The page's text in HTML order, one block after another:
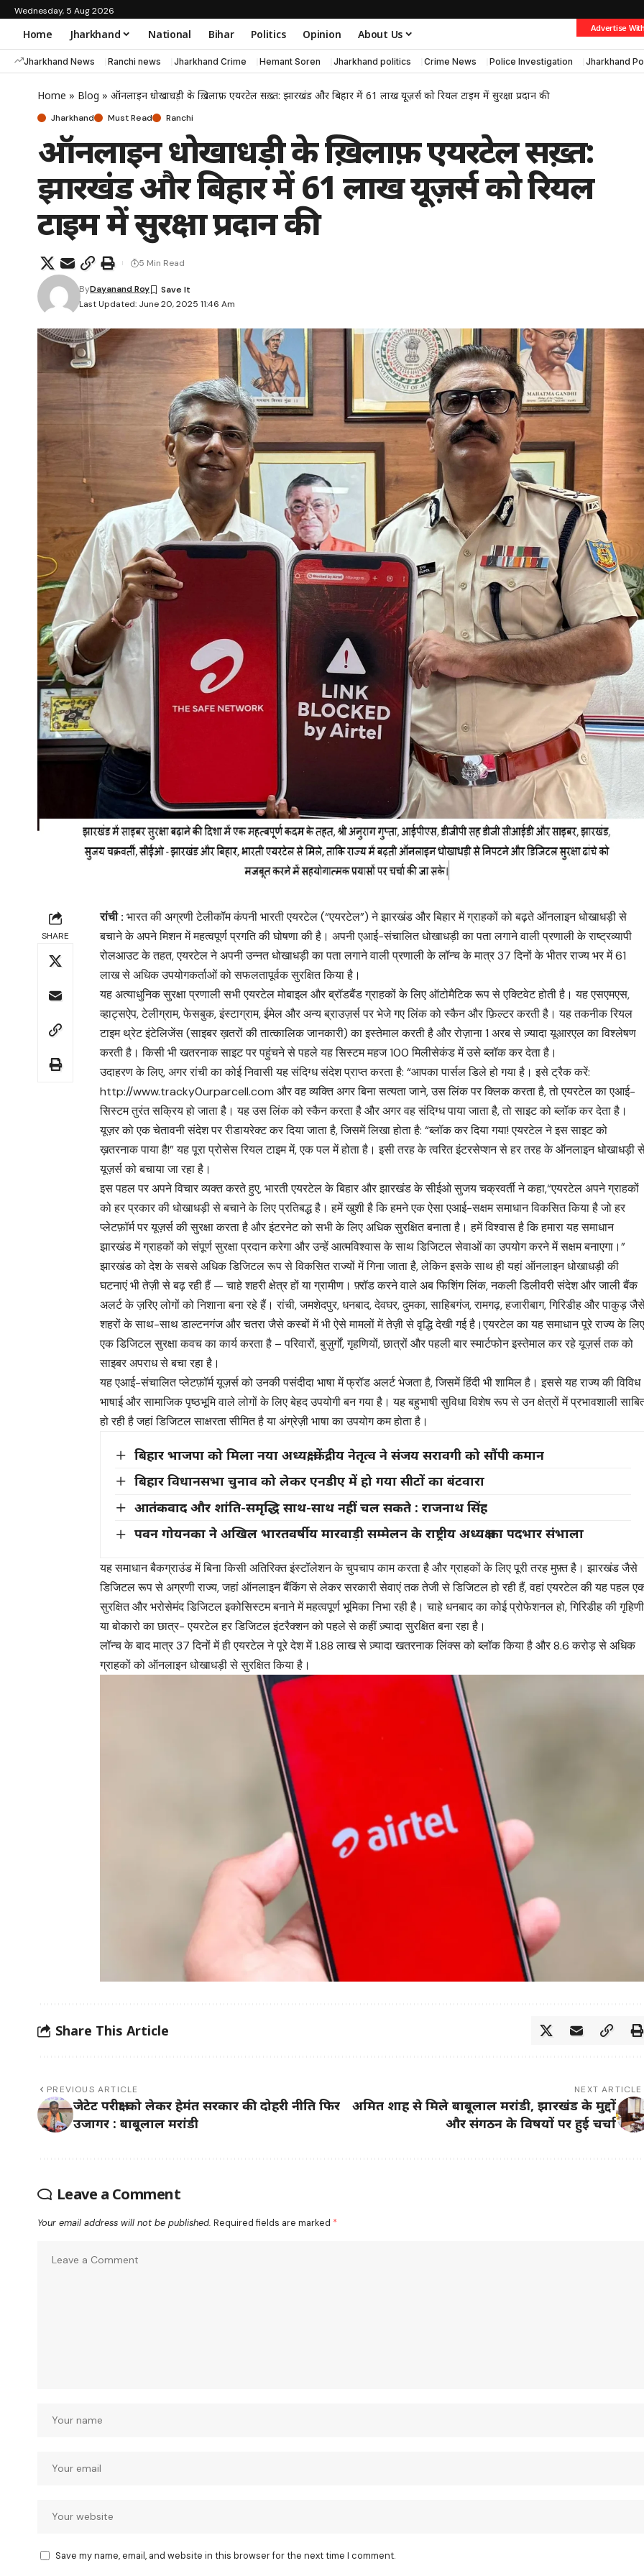
Wednesday, 5 Aug 2026
Home Jharkhand National Bihar Politics Opinion About Us Advertise
Jharkhand News Ranchi news Jharkhand Crime Hemant Soren Jharkhand politics Crime News Police Investigation Jharkhand
Home » Blog » ऑनलाइन धोखाधड़ी के ख़िलाफ़ एयरटेल सख़्त: झारखंड और बिहार में 61 लाख यूज़र्स को रियल टाइम में सुरक्षा प्रदान की
Jharkhand Must Read Ranchi
ऑनलाइन धोखाधड़ी के ख़िलाफ़ एयरटेल सख़्त:
झारखंड और बिहार में 61 लाख यूज़र्स को रियल
टाइम में सुरक्षा प्रदान की
Last Updated: June 20, 2025 11:46 Am
ByDayanand Roy
5 Min Read
SHARE
रांची :भारत की अग्रणी टेलीकॉम कंपनी भारती एयरटेल (“एयरटेल”) ने झारखंड और बिहार में ग्राहकों को बढ़ते ऑनलाइन धोखाधड़ी से
बचाने के अपने मिशन में महत्वपूर्ण प्रगति की घोषणा की है। अपनी एआई-संचालित धोखाधड़ी का पता लगाने वाली प्रणाली के राष्ट्रव्यापी
रोलआउट के तहत, एयरटेल ने अपनी उन्नत धोखाधड़ी का पता लगाने वाली प्रणाली के लॉन्च के मात्र 37 दिनों के भीतर राज्य भर में 61
लाख से अधिक उपयोगकर्ताओं को सफलतापूर्वक सुरक्षित किया है।
यह अत्याधुनिक सुरक्षा प्रणाली सभी एयरटेल मोबाइल और ब्रॉडबैंड ग्राहकों के लिए ऑटोमैटिक रूप से एक्टिवेट होती है। यह एसएमएस,
व्हाट्सऐप, टेलीग्राम, फेसबुक, इंस्टाग्राम, ईमेल और अन्य ब्राउज़र्स पर भेजे गए लिंक को स्कैन और फ़िल्टर करती है। यह तकनीक रियल
टाइम थ्रेट इंटेलिजेंस (साइबर ख़तरों की तात्कालिक जानकारी) का इस्तेमाल करती है और रोज़ाना 1 अरब से ज़्यादा यूआरएल का विश्लेषण
करती है। किसी भी खतरनाक साइट पर पहुंचने से पहले यह सिस्टम महज 100 मिलीसेकंड में उसे ब्लॉक कर देता है।
उदाहरण के लिए, अगर रांची का कोई निवासी यह संदिग्ध संदेश प्राप्त करता है: “आपका पार्सल डिले हो गया है। इसे ट्रैक करें:
http://www.tracky0urparcell.com और वह व्यक्ति अगर बिना सत्यता जाने, उस लिंक पर क्लिक करता है, तो एयरटेल का एआई-
सिस्टम तुरंत सक्रिय हो जाता है। यह उस लिंक को स्कैन करता है और अगर वह संदिग्ध पाया जाता है, तो साइट को ब्लॉक कर देता है।
यूज़र को एक चेतावनी संदेश पर रीडायरेक्ट कर दिया जाता है, जिसमें लिखा होता है: “ब्लॉक कर दिया गया! एयरटेल ने इस साइट को
ख़तरनाक पाया है!” यह पूरा प्रोसेस रियल टाइम में, एक पल में होता है। इसी तरह के त्वरित इंटरसेप्शन से हर तरह के ऑनलाइन धोखाधड़ी
यूज़र्स को बचाया जा रहा है।
इस पहल पर अपने विचार व्यक्त करते हुए, भारती एयरटेल के बिहार और झारखंड के सीईओ सुजय चक्रवर्ती ने कहा,“एयरटेल अपने ग्राहकों
को हर प्रकार की धोखाधड़ी से बचाने के लिए प्रतिबद्ध है। हमें खुशी है कि हमने एक ऐसा एआई-सक्षम समाधान विकसित किया है जो हर
प्लेटफ़ॉर्म पर यूज़र्स की सुरक्षा करता है और इंटरनेट को सभी के लिए अधिक सुरक्षित बनाता है। हमें विश्वास है कि हमारा यह समाधान
झारखंड में ग्राहकों को संपूर्ण सुरक्षा प्रदान करेगा और उन्हें आत्मविश्वास के साथ डिजिटल सेवाओं का उपयोग करने में सक्षम बनाएगा।”
झारखंड को देश के सबसे अधिक डिजिटल रूप से विकसित राज्यों में गिना जाता है, लेकिन इसके साथ ही यहां ऑनलाइन धोखाधड़ी की
घटनाएं भी तेज़ी से बढ़ रही हैं — चाहे शहरी क्षेत्र हों या ग्रामीण। फ़्रॉड करने वाले अब फिशिंग लिंक, नकली डिलीवरी संदेश और जाली बैंक
अलर्ट के ज़रिए लोगों को निशाना बना रहे हैं। रांची, जमशेदपुर, धनबाद, देवघर, दुमका, साहिबगंज, रामगढ़, हजारीबाग, गिरिडीह और पाकुड़
शहरों के साथ-साथ डाल्टनगंज और चतरा जैसे कस्बों में भी ऐसे मामलों में तेज़ी से वृद्धि देखी गई है।एयरटेल का यह समाधान पूरे राज्य के लिए
एक डिजिटल सुरक्षा कवच का कार्य करता है – परिवारों, बुज़ुर्गों, गृहणियों, छात्रों और पहली बार स्मार्टफोन इस्तेमाल कर रहे यूज़र्स तक को
साइबर अपराध से बचा रहा है।
यह एआई-संचालित प्लेटफ़ॉर्म यूज़र्स को उनकी पसंदीदा भाषा में फ्रॉड अलर्ट भेजता है, जिसमें हिंदी भी शामिल है। इससे यह राज्य की विविध
भाषाई और सामाजिक पृष्ठभूमि वाले लोगों के लिए बेहद उपयोगी बन गया है। यह बहुभाषी सुविधा विशेष रूप से उन क्षेत्रों में प्रभावशाली
हो रही है जहां डिजिटल साक्षरता सीमित है या अंग्रेज़ी भाषा का उपयोग कम होता है।
बिहार भाजपा को मिला नया अध्यक्ष, केंद्रीय नेतृत्व ने संजय सरावगी को सौंपी कमान
बिहार विधानसभा चुनाव को लेकर एनडीए में हो गया सीटों का बंटवारा
आतंकवाद और शांति-समृद्धि साथ-साथ नहीं चल सकते : राजनाथ सिंह
पवन गोयनका ने अखिल भारतवर्षीय मारवाड़ी सम्मेलन के राष्ट्रीय अध्यक्ष का पदभार संभाला
यह समाधान बैकग्राउंड में बिना किसी अतिरिक्त इंस्टॉलेशन के चुपचाप काम करता है और ग्राहकों के लिए पूरी तरह मुफ़्त है। झारखंड जैसे
डिजिटल रूप से अग्रणी राज्य, जहां ऑनलाइन बैंकिंग से लेकर सरकारी सेवाएं तक तेजी से डिजिटल हो रही हैं, वहां एयरटेल की यह पहल
सुरक्षित और भरोसेमंद डिजिटल इकोसिस्टम बनाने में महत्वपूर्ण भूमिका निभा रही है। चाहे धनबाद का कोई प्रोफेशनल हो, गिरिडीह की गृहिणी
या बोकारो का छात्र- एयरटेल हर डिजिटल इंटरैक्शन को पहले से कहीं ज़्यादा सुरक्षित बना रहा है।
लॉन्च के बाद मात्र 37 दिनों में ही एयरटेल ने पूरे देश में 1.88 लाख से ज़्यादा खतरनाक लिंक्स को ब्लॉक किया है और 8.6 करोड़ से अधिक
ग्राहकों को ऑनलाइन धोखाधड़ी से सुरक्षित किया है।
Share This Article
PREVIOUS ARTICLE
जेटेट परीक्षा को लेकर हेमंत सरकार की दोहरी नीति फिर
उजागर : बाबूलाल मरांडी
NEXT ARTICLE
अमित शाह से मिले बाबूलाल मरांडी, झारखंड के मुद्दों
और संगठन के विषयों पर हुई चर्चा
Leave a Comment
Your email address will not be published. Required fields are marked *
Save my name, email, and website in this browser for the next time I comment.